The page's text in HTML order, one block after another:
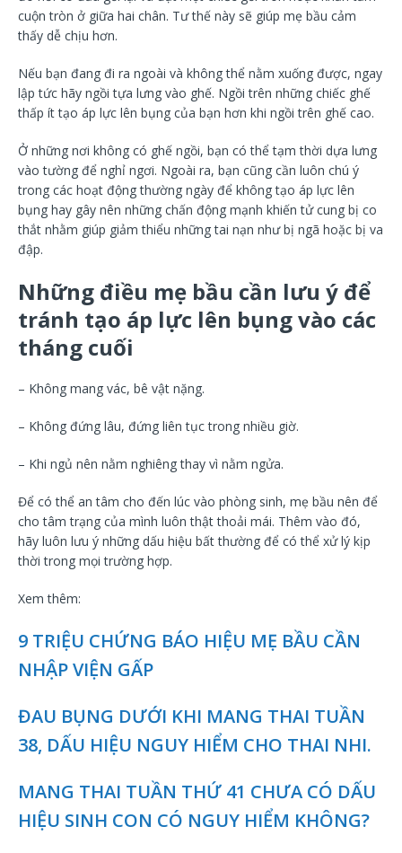
cuộn tròn ở giữa hai chân. Tư thế này sẽ giúp mẹ bầu cảm
thấy dễ chịu hơn.
Nếu bạn đang đi ra ngoài và không thể nằm xuống được, ngay
lập tức hãy ngồi tựa lưng vào ghế. Ngồi trên những chiếc ghế
thấp ít tạo áp lực lên bụng của bạn hơn khi ngồi trên ghế cao.
Ở những nơi không có ghế ngồi, bạn có thể tạm thời dựa lưng
vào tường để nghỉ ngơi. Ngoài ra, bạn cũng cần luôn chú ý
trong các hoạt động thường ngày để không tạo áp lực lên
bụng hay gây nên những chấn động mạnh khiến tử cung bị co
thắt nhằm giúp giảm thiểu những tai nạn như bị ngã hoặc bị va
đập.
Những điều mẹ bầu cần lưu ý để
tránh tạo áp lực lên bụng vào các
tháng cuối
– Không mang vác, bê vật nặng.
– Không đứng lâu, đứng liên tục trong nhiều giờ.
– Khi ngủ nên nằm nghiêng thay vì nằm ngửa.
Để có thể an tâm cho đến lúc vào phòng sinh, mẹ bầu nên để
cho tâm trạng của mình luôn thật thoải mái. Thêm vào đó,
hãy luôn lưu ý những dấu hiệu bất thường để có thể xử lý kịp
thời trong mọi trường hợp.
Xem thêm:
9 TRIỆU CHỨNG BÁO HIỆU MẸ BẦU CẦN
NHẬP VIỆN GẤP
ĐAU BỤNG DƯỚI KHI MANG THAI TUẦN
38, DẤU HIỆU NGUY HIỂM CHO THAI NHI.
MANG THAI TUẦN THỨ 41 CHƯA CÓ DẤU
HIỆU SINH CON CÓ NGUY HIỂM KHÔNG?